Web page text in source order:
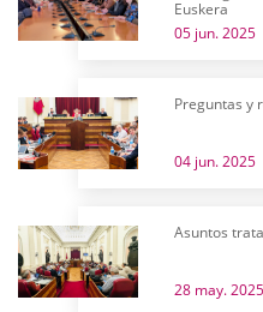
Euskera
05 jun. 2025
Preguntas y
04 jun. 2025
Asuntos
28 may. 2025